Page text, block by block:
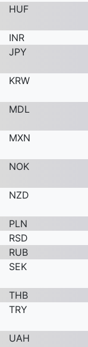
HUF
INR
JPY
KRW
MDL
MXN
NOK
NZD
PLN
RSD
RUB
SEK
THB
TRY
UAH